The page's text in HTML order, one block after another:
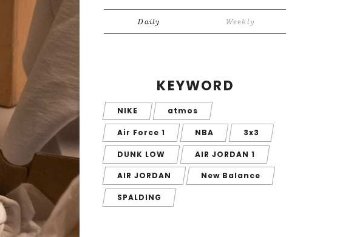
Daily Weekly
KEYWORD
NIKE atmos
Air Force 1 NBA 3x3
DUNK LOW AIR JORDAN 1
AIR JORDAN New Balance
SPALDING